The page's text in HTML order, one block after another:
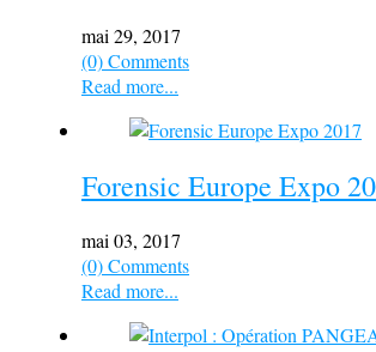
mai 29, 2017
(0) Comments
Read more...
Forensic Europe Expo
mai 03, 2017
(0) Comments
Read more...